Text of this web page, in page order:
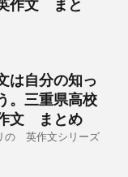
作文 まと
自分の知っ
。三重県高校
文 まとめ
の 英作文シリーズ